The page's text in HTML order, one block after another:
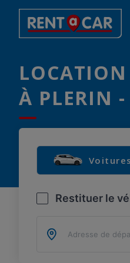
À PLERIN -
Voitures
Restituer le